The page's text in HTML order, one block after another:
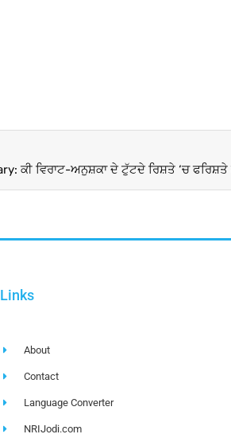
Links
About
Contact
Language Converter
NRIJodi.com